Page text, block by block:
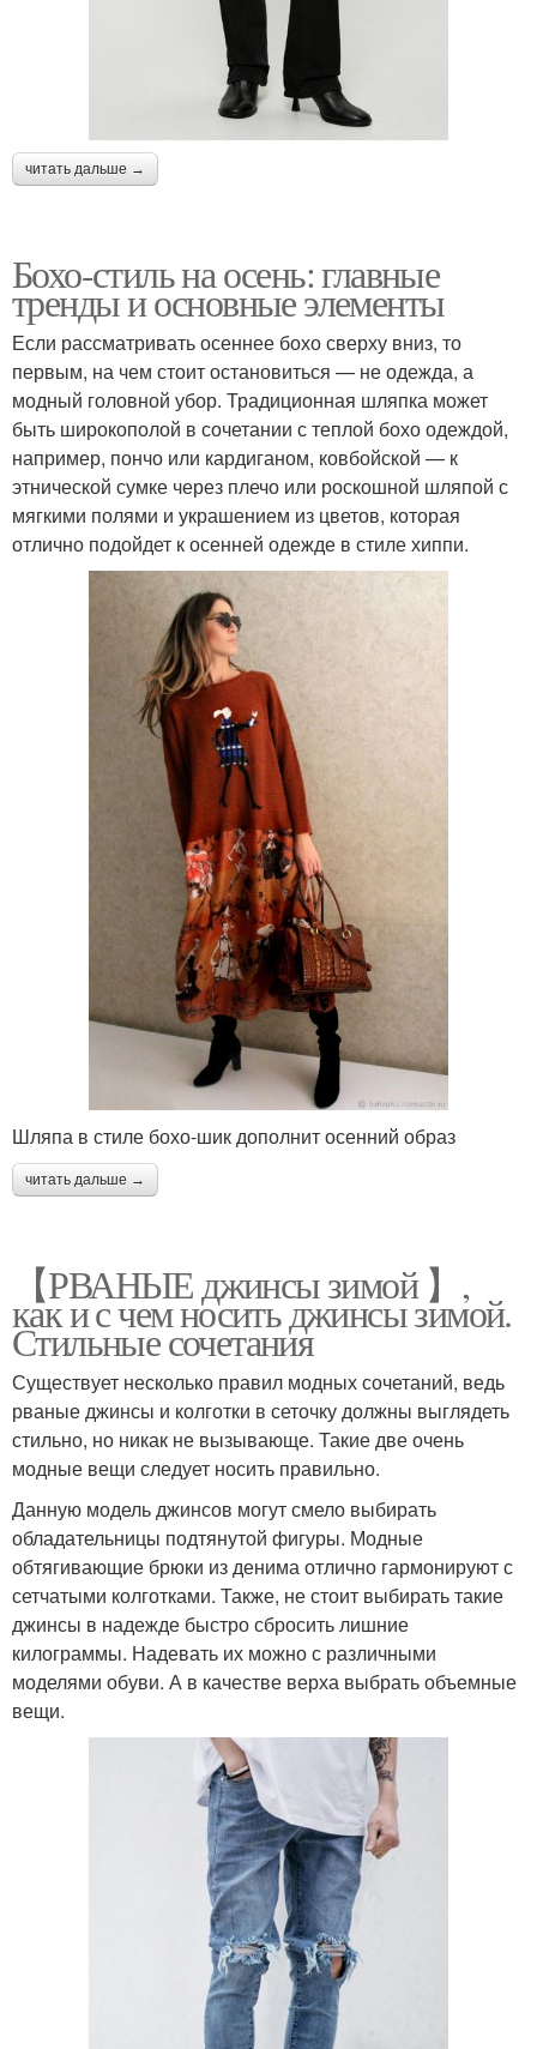
читать дальше →
Бохо-стиль на осень: главные
тренды и основные элементы
Если рассматривать осеннее бохо сверху вниз, то
первым, на чем стоит остановиться — не одежда, а
модный головной убор. Традиционная шляпка может
быть широкополой в сочетании с теплой бохо одеждой,
например, пончо или кардиганом, ковбойской — к
этнической сумке через плечо или роскошной шляпой с
мягкими полями и украшением из цветов, которая
отлично подойдет к осенней одежде в стиле хиппи.
Шляпа в стиле бохо-шик дополнит осенний образ
читать дальше →
【РВАНЫЕ джинсы зимой 】,
как и с чем носить джинсы зимой.
Стильные сочетания
Существует несколько правил модных сочетаний, ведь
рваные джинсы и колготки в сеточку должны выглядеть
стильно, но никак не вызывающе. Такие две очень
модные вещи следует носить правильно.
Данную модель джинсов могут смело выбирать
обладательницы подтянутой фигуры. Модные
обтягивающие брюки из денима отлично гармонируют с
сетчатыми колготками. Также, не стоит выбирать такие
джинсы в надежде быстро сбросить лишние
килограммы. Надевать их можно с различными
моделями обуви. А в качестве верха выбрать объемные
вещи.